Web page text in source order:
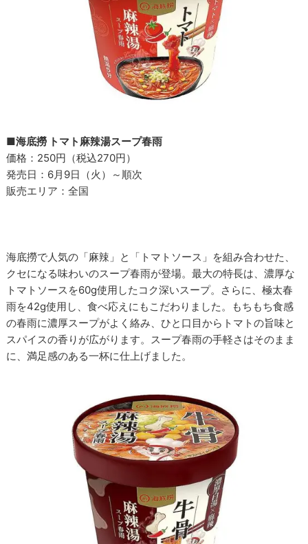
■海底撈 トマト麻辣湯スープ春雨
価格：250円（税込270円）
発売日：6月9日（火）～順次
販売エリア：全国
海底撈で人気の「麻辣」と「トマトソース」を組み合わせた、
クセになる味わいのスープ春雨が登場。最大の特長は、濃厚な
トマトソースを60g使用したコク深いスープ。さらに、極太春
雨を42g使用し、食べ応えにもこだわりました。もちもち食感
の春雨に濃厚スープがよく絡み、ひと口目からトマトの旨味と
スパイスの香りが広がります。スープ春雨の手軽さはそのまま
に、満足感のある一杯に仕上げました。